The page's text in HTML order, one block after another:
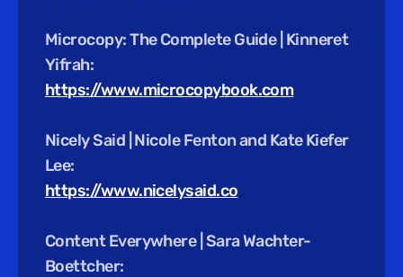
Microcopy: The Complete Guide | Kinneret
Yifrah:
https://www.microcopybook.com
Nicely Said | Nicole Fenton and Kate Kiefer
Lee:
https://www.nicelysaid.co
Content Everywhere | Sara Wachter-
Boettcher: